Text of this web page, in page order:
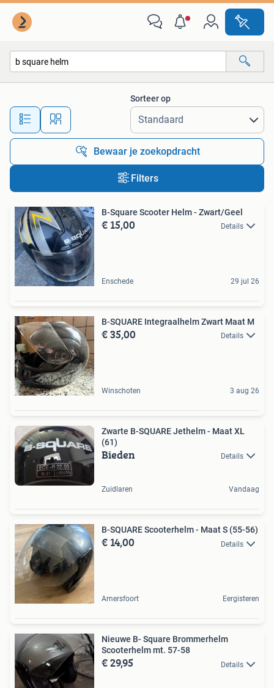
Alle afstanden…
Sorteer op
Bewaar je zoekopdracht
Filters
B-Square Scooter Helm - Zwart/Geel
€ 15,00 Details
Enschede 29 jul 26
B-SQUARE Integraalhelm Zwart Maat M
€ 35,00 Details
Winschoten 3 aug 26
Zwarte B-SQUARE Jethelm - Maat XL
(61)
Bieden Details
Zuidlaren Vandaag
B-SQUARE Scooterhelm - Maat S (55-56)
€ 14,00 Details
Amersfoort Eergisteren
Nieuwe B- Square Brommerhelm
Scooterhelm mt. 57-58
€ 29,95 Details